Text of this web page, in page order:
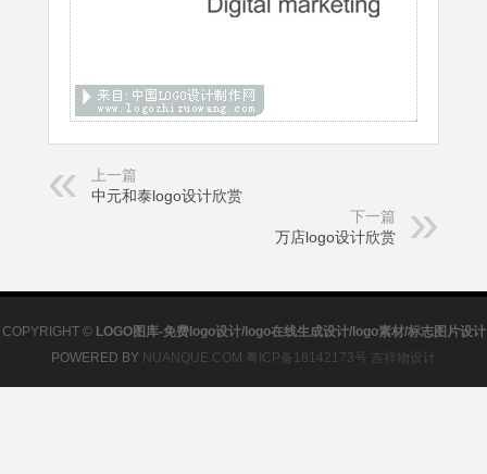
上一篇
中元和泰logo设计欣赏
下一篇
万店logo设计欣赏
COPYRIGHT © LOGO图库-免费logo设计/logo在线生成设计/logo素材/标志图片设计
POWERED BY NUANQUE.COM 粤ICP备18142173号 吉祥物设计